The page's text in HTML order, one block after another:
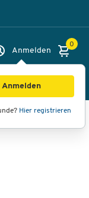
Anmelden
Anmelden
Hier registrieren
0